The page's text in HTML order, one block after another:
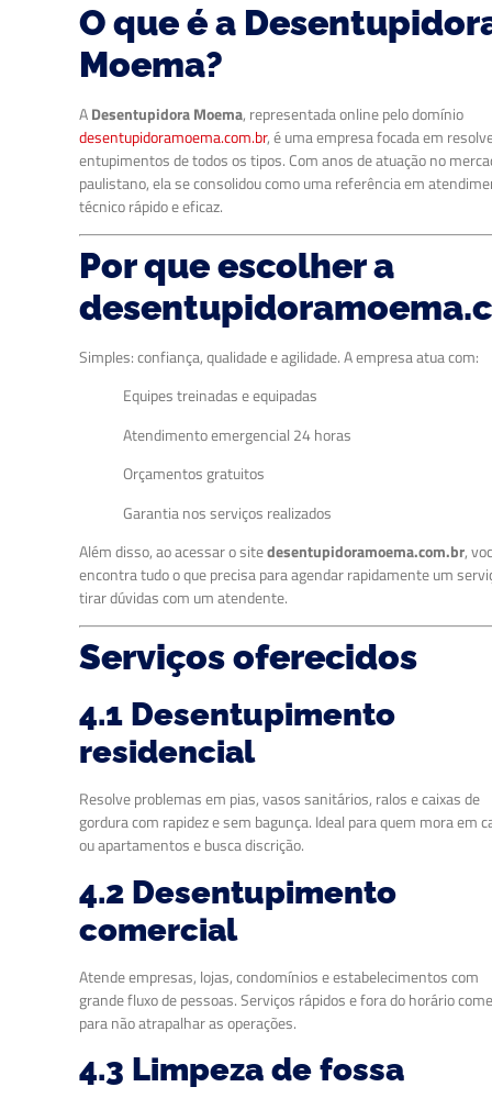
O que é a
Moema?
ADesentupidora Moema, representada online pelo domínio
desentupidoramoema.com.br, é uma empresa focada em
entupimentos de todos os tipos. Com anos de atuação no
paulistano, ela se consolidou como uma referência em
técnico rápido e eficaz.
Por que escolher a
Simples: confiança, qualidade e agilidade. A empresa atua com:
Equipes treinadas e equipadas
Atendimento emergencial 24 horas
Orçamentos gratuitos
Garantia nos serviços realizados
Além disso, ao acessar o sitedesentupidoramoema.com.br,
encontra tudo o que precisa para agendar rapidamente um
tirar dúvidas com um atendente.
Serviços oferecidos
4.1 Desentupimento
residencial
Resolve problemas em pias, vasos sanitários, ralos e caixas de
gordura com rapidez e sem bagunça. Ideal para quem mora em
ou apartamentos e busca discrição.
4.2 Desentupimento
comercial
Atende empresas, lojas, condomínios e estabelecimentos com
grande fluxo de pessoas. Serviços rápidos e fora do horário
para não atrapalhar as operações.
4.3 Limpeza de fossa